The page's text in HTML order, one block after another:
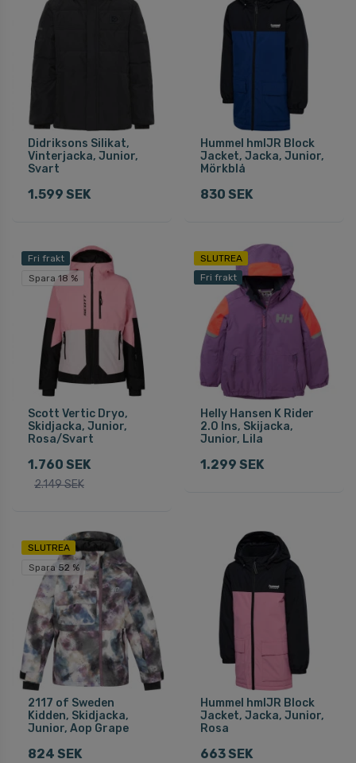
Didriksons Silikat,
Vinterjacka, Junior,
Svart
1.599 SEK
Hummel hmlJR Block
Jacket, Jacka, Junior,
Mörkblå
830 SEK
Fri frakt
Spara 18 %
Scott Vertic Dryo,
Skidjacka, Junior,
Rosa/Svart
1.760 SEK
2.149 SEK
SLUTREA
Fri frakt
Helly Hansen K Rider
2.0 Ins, Skijacka,
Junior, Lila
1.299 SEK
SLUTREA
Spara 52 %
2117 of Sweden
Kidden, Skidjacka,
Junior, Aop Grape
824 SEK
Hummel hmlJR Block
Jacket, Jacka, Junior,
Rosa
663 SEK